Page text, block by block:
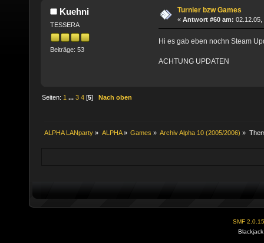
Kuehni
TESSERA
Beiträge: 53
Turnier bzw Games
« Antwort #60 am: 02.12.05,
Hi es gab eben nochn Steam
ACHTUNG UPDATEN
Seiten: 1 ...3 4 [5]Nach oben
ALPHA LANparty » ALPHA» Games » Archiv Alpha 10 (2005/2006) »
SMF 2.0.15